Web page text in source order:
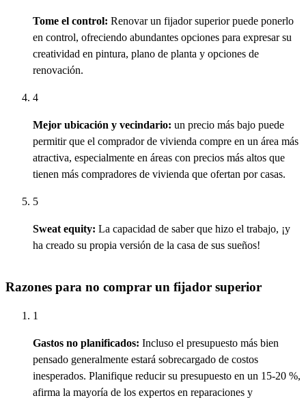
Tome el control: Renovar un fijador superior puede ponerlo
en control, ofreciendo abundantes opciones para expresar su
creatividad en pintura, plano de planta y opciones de
renovación.
4
Mejor ubicación y vecindario: un precio más bajo puede
permitirque el comprador de vivienda compre en un área más
atractiva, especialmente en áreas con precios más altos que
tienen más compradores de vivienda que ofertan por casas.
5
Sweat equity: La capacidad de saber que hizo el trabajo, ¡y
ha creado su propia versión de la casa de sus sueños!
Razones para no comprar un fijador superior
1
Gastos no planificados: Incluso el presupuesto más bien
pensado generalmente estará sobrecargado de costos
inesperados. Planifique reducir su presupuesto en un 15-20 %,
afirma la mayoría de los expertos en reparaciones y